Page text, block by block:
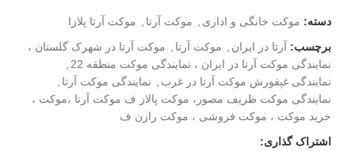
دسته: موکت خانگی و اداری موکت آرتا
موکت آرتا پلازا
برچسب: آرتا در ایران موکت آرتا
موکت آرتا در شهرک گلستان ،
نمایندگی موکت آرتا در ایران ، نمایندگی موکت منطقه 22
نمایندگی غپفورش موکت آرتا در غرب
نمایندگی موکت آرتا
نمایندگی موکت ظریف مصور، موکت پالاز ف موکت آرتا ،موکت ،
خرید موکت ، موکت فروشی ، موکت رازن ف
اشتراک گذاری: